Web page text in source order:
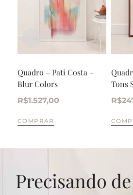
Quadro – Pati Costa –
Blur Colors
R$1.527,00
COMPRAR
Tons
R$
Precisando